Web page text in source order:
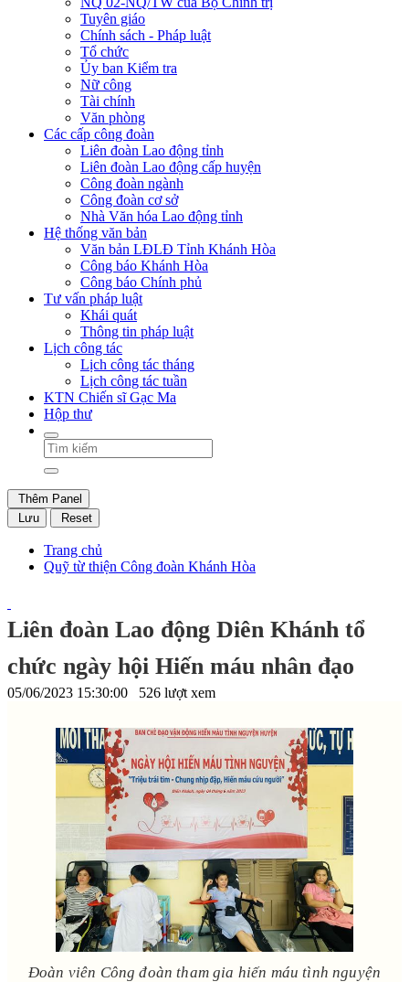
Tuyên giáo
Chính sách - Pháp luật
Tổ chức
Ủy ban Kiểm tra
Nữ công
Tài chính
Văn phòng
Các cấp công đoàn
Liên đoàn Lao động tỉnh
Liên đoàn Lao động cấp huyện
Công đoàn ngành
Công đoàn cơ sở
Nhà Văn hóa Lao động tỉnh
Hệ thống văn bản
Văn bản LĐLĐ Tỉnh Khánh Hòa
Công báo Khánh Hòa
Công báo Chính phủ
Tư vấn pháp luật
Khái quát
Thông tin pháp luật
Lịch công tác
Lịch công tác tháng
Lịch công tác tuần
KTN Chiến sĩ Gạc Ma
Hộp thư
Thêm Panel
Lưu
Reset
Trang chủ
Quỹ từ thiện Công đoàn Khánh Hòa
Liên đoàn Lao động Diên Khánh tổ
chức ngày hội Hiến máu nhân đạo
05/06/2023 15:30:00 526 lượt xem
Đoàn viên Công đoàn tham gia hiến máu tình nguyện